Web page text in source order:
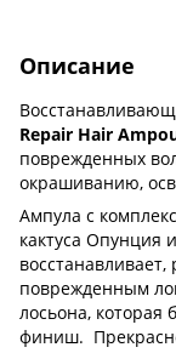
Описание
Repair Hair
поврежденных
окрашиванию,
Ампула с
кактуса Опунция
поврежденным
лосьона, которая
финиш.